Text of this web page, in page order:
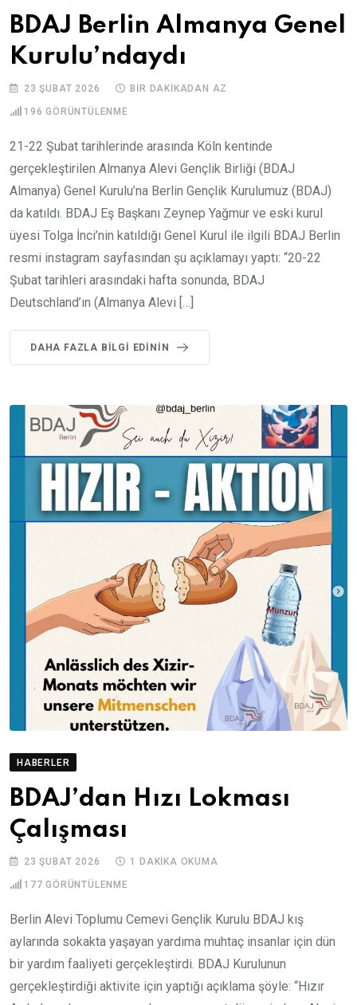
BDAJ Berlin Almanya Genel
Kurulu’ndaydı
23 ŞUBAT 2026 BIR DAKIKADAN AZ
196 GÖRÜNTÜLENME
21-22 Şubat tarihlerinde arasında Köln kentinde
gerçekleştirilen Almanya Alevi Gençlik Birliği (BDAJ
Almanya) Genel Kurulu’na Berlin Gençlik Kurulumuz (BDAJ)
da katıldı. BDAJ Eş Başkanı Zeynep Yağmur ve eski kurul
üyesi Tolga İnci’nin katıldığı Genel Kurul ile ilgili BDAJ Berlin
resmi instagram sayfasından şu açıklamayı yaptı: “20-22
Şubat tarihleri arasındaki hafta sonunda, BDAJ
Deutschland’ın (Almanya Alevi […]
DAHA FAZLA BILGI EDININ
HABERLER
BDAJ’dan Hızı Lokması
Çalışması
23 ŞUBAT 2026 1 DAKIKA OKUMA
177 GÖRÜNTÜLENME
Berlin Alevi Toplumu Cemevi Gençlik Kurulu BDAJ kış
aylarında sokakta yaşayan yardıma muhtaç insanlar için dün
bir yardım faaliyeti gerçekleştirdi. BDAJ Kurulunun
gerçekleştirdiği aktivite için yaptığı açıklama şöyle: “Hızır